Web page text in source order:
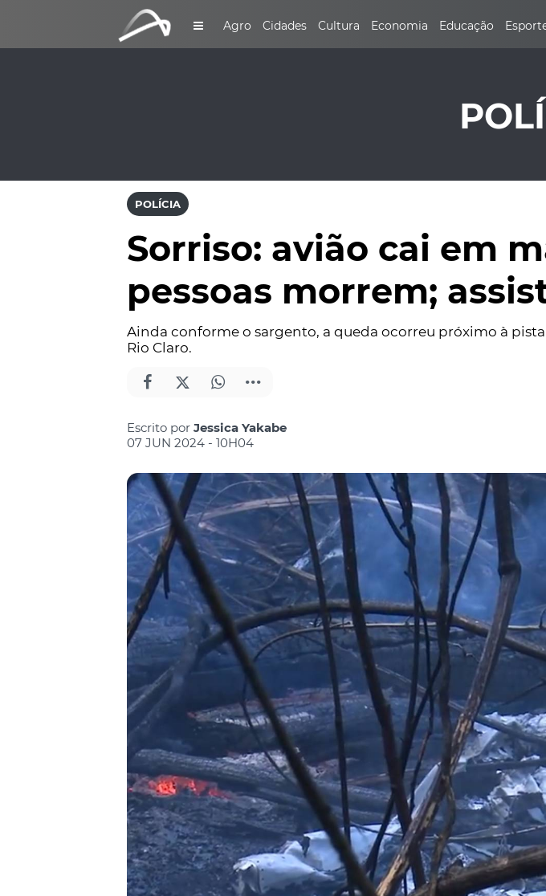
Agro Cidades Cultura Economia Educação
POLÍCIA
Sorriso: avião cai em
pessoas morrem;
Ainda conforme o sargento, a queda ocorreu próximo à
Rio Claro.
Escrito por Jessica Yakabe
07 JUN 2024 - 10H04